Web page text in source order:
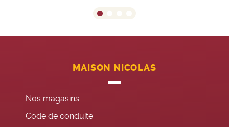
MAISON NICOLAS
Nos magasins
Code de conduite